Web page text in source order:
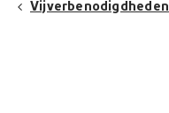
Vijverbenodigdheden